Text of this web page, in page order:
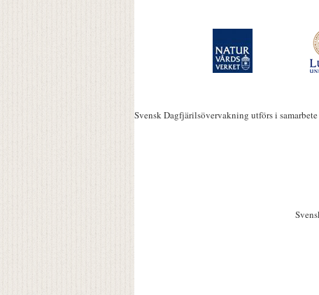
Svensk Dagfjärilsövervakning utförs i